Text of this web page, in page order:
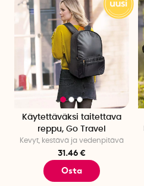
Käytettäväksi taitettava
reppu, Go Travel
Kevyt, kestävä ja vedenpitävä
31.46 €
Osta